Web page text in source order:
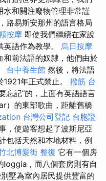
水和關注廢物管理非常謹
路易斯安那州的語言格局
按摩 即使我們繼續在家說
語作為教學。 烏日按摩
和前法語的奴隸，他們由於
台中養生館 然後，將法語
年正式禁止。 撥筋 台
忘記”的，上面有英語語言
）的東部歌曲，距離舊橋
台灣公司登記 台胞證
，使遊客想起了波斯尼亞
包括天然和本地材料，例
北博愛街 整復 它有一個房
loggia，而八個套房則有自
墅為室內居民提供豐富的